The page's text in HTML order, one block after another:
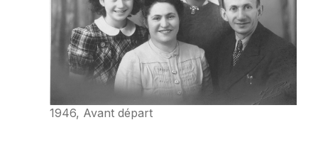
1946, Avant départ